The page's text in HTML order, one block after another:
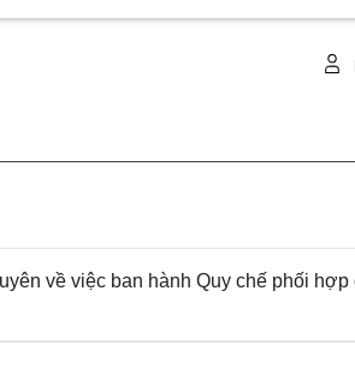
về việc ban hành Quy chế phối hợp